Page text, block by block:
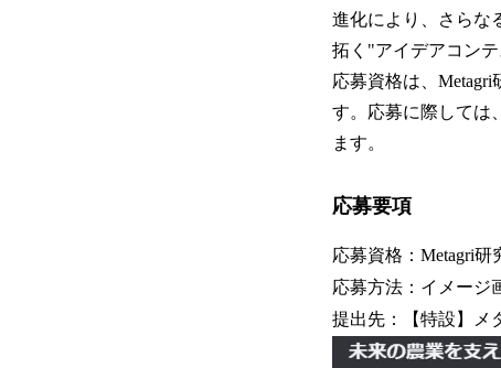
進化により、さらな
拓く"アイデアコン
応募資格は、
す。応募に際しては
ます。
応募要項
応募資格：Metagri研
応募方法：イメージ
提出先：【特設】メ